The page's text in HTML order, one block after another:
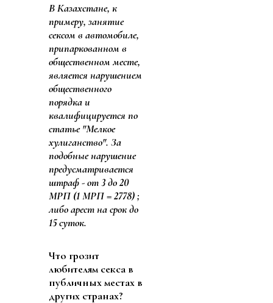
В Казахстане, к
примеру, занятие
сексом в автомобиле,
припаркованном в
общественном месте,
является нарушением
общественного
порядка и
квалифицируется по
статье "Мелкое
хулиганство". За
подобные нарушение
предусматривается
штраф - от 3 до 20
МРП (1 МРП = 2778) ;
либо арест на срок до
15 суток.
Что грозит
любителям секса в
публичных местах в
других странах?